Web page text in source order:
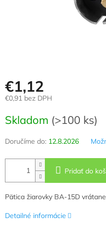
€1,12
€0,91 bez DPH
cena:
Skladom (>100 ks)
Doručíme do: 12.8.2026
Pridať do
Pätica žiarovky BA-15D
Detailné informácie